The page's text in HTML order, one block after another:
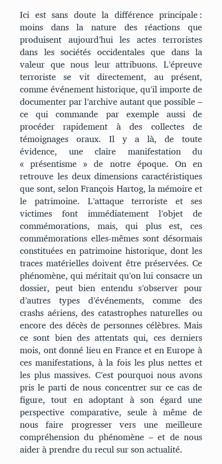
Ici est sans doute la différence principale :
moins dans la nature des réactions que
produisent aujourd’hui les actes terroristes
dans les sociétés occidentales que dans la
valeur que nous leur attribuons. L’épreuve
terroriste se vit directement, au présent,
comme événement historique, qu’il importe de
documenter par l’archive autant que possible –
ce qui commande par exemple aussi de
procéder rapidement à des collectes de
témoignages oraux. Il y a là, de toute
évidence, une claire manifestation du
« présentisme » de notre époque. On en
retrouve les deux dimensions caractéristiques
que sont, selon François Hartog, la mémoire et
le patrimoine. L’attaque terroriste et ses
victimes font immédiatement l’objet de
commémorations, mais, qui plus est, ces
commémorations elles-mêmes sont désormais
constituées en patrimoine historique, dont les
traces matérielles doivent être préservées. Ce
phénomène, qui méritait qu’on lui consacre un
dossier, peut bien entendu s’observer pour
d’autres types d’événements, comme des
crashs aériens, des catastrophes naturelles ou
encore des décès de personnes célèbres. Mais
ce sont bien des attentats qui, ces derniers
mois, ont donné lieu en France et en Europe à
ces manifestations, à la fois les plus nettes et
les plus massives. C’est pourquoi nous avons
pris le parti de nous concentrer sur ce cas de
figure, tout en adoptant à son égard une
perspective comparative, seule à même de
nous faire progresser vers une meilleure
compréhension du phénomène – et de nous
aider à prendre du recul sur son actualité.